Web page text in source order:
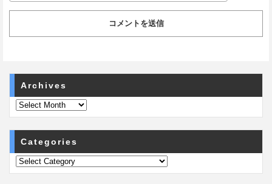
Archives
Categories